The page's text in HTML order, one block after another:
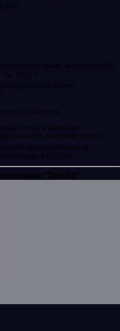
кг
скатных крыш, минимальный
ок. 11,3 гр
битум
(базальт)
песок и защитная
полимерная пленка
требованиям
стандарта EN 544
"Dranka":